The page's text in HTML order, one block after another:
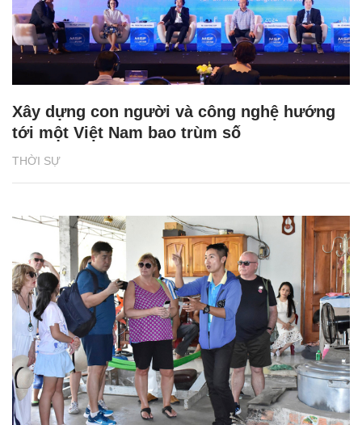
THỜI SỰ
Xây dựng con người và công nghệ hướng
tới một Việt Nam bao trùm số